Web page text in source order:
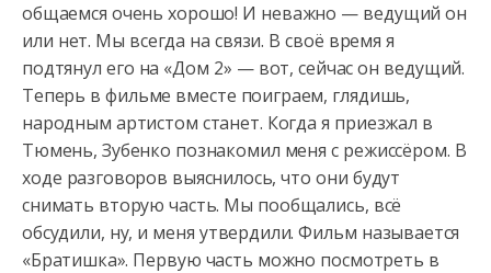
общаемся очень хорошо! И неважно — ведущий он
или нет. Мы всегда на связи. В своё время я
подтянул его на «Дом 2» — вот, сейчас он ведущий.
Теперь в фильме вместе поиграем, глядишь,
народным артистом станет. Когда я приезжал в
Тюмень, Зубенко познакомил меня с режиссёром. В
ходе разговоров выяснилось, что они будут
снимать вторую часть. Мы пообщались, всё
обсудили, ну, и меня утвердили. Фильм называется
«Братишка». Первую часть можно посмотреть в